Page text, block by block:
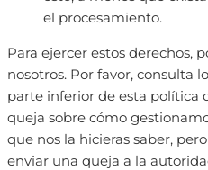
el procesamiento.
Para ejercer estos derechos,
nosotros. Por favor, consulta
parte inferior de esta política
queja sobre cómo
que nos la hicieras saber,
enviar una queja a la